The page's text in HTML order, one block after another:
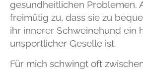
gesundheitlichen Problemen.
freimütig zu, dass sie zu
ihr innerer Schweinehund ein
unsportlicher Geselle ist.
Für mich schwingt oft